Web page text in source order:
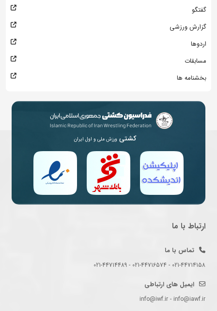
گفتگو
گزارش ورزشی
اردوها
مسابقات
بخشنامه ها
کشتی ورزش ملی و اول ایران
ارتباط با ما
تماس با ما
021-44714158 - 021-44716574 - 021-44714489
ایمیل های ارتباطی
info@iwf.ir - info@iawf.ir